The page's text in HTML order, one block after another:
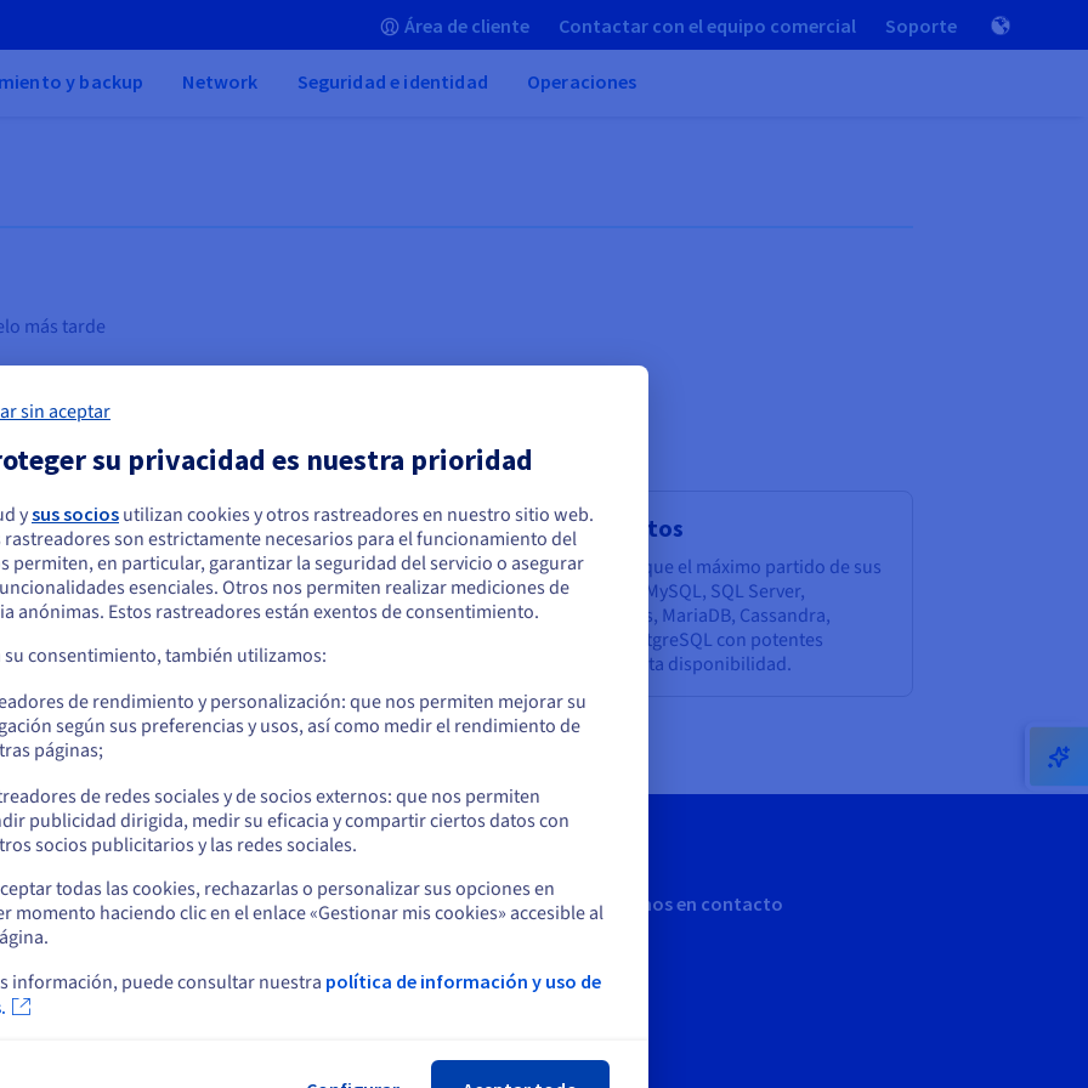
Área de cliente Contactar con el equipo comercial Soporte
y backup Network Seguridad e identidad Operaciones
más tarde
Computación confidencial
Los servidores Scale son perfectos para los
usos de la computación confidencial gracias a
su arquitectura AMD EPYC de 5ª generación
cifrado por hardware, asegurando la
protección de los datos en memoria y en
ejecución, sin afectar al rendimiento.
Bases de datos
Seleccione y saque el máximo partido de sus
bases de datos MySQL, SQL Server,
MongoDB, Redis, MariaDB, Cassandra,
FileMaker y PostgreSQL con potentes
servidores de alta disponibilidad.
ayuda
de aprendizaje
Noticias
Sigamos en contacto
que está ubicado en Estados Unidos
hacer un pedido desde Estados Unidos, deberá buscar el sitio web
y crear una cuenta.
us.ovhcloud.com/bare-metal Inglés USD - $
Permanezca en el sitio web actual
otro sitio web
sin aceptar
su privacidad es nuestra prioridad
ysus socios utilizan cookies y otros rastreadores en nuestro sitio web.
rastreadores son estrictamente necesarios para el funcionamiento del
permiten, en particular, garantizar la seguridad del servicio o asegurar
esenciales. Otros nos permiten realizar mediciones de
anónimas. Estos rastreadores están exentos de consentimiento.
su consentimiento, también utilizamos:
de rendimiento y personalización: que nos permiten mejorar su
según sus preferencias y usos, así como medir el rendimiento de
páginas;
de redes sociales y de socios externos: que nos permiten
publicidad dirigida, medir su eficacia y compartir ciertos datos con
socios publicitarios y las redes sociales.
todas las cookies, rechazarlas o personalizar sus opciones en
momento haciendo clic en el enlace «Gestionar mis cookies» accesible al
información, puede consultar nuestra política de información y uso de